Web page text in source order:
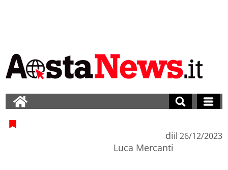
di
Luca Mercanti
il 26/12/2023